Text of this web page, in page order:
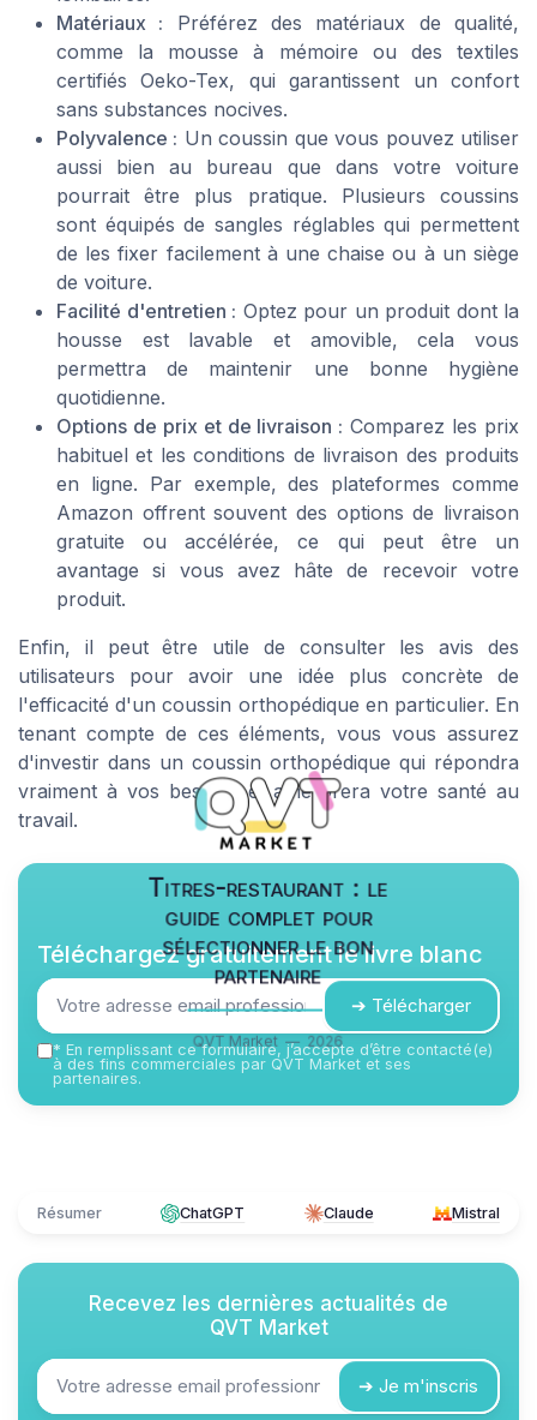
Matériaux : Préférez des matériaux de qualité,
comme la mousse à mémoire ou des textiles
certifiés Oeko-Tex, qui garantissent un confort
sans substances nocives.
Polyvalence : Un coussin que vous pouvez utiliser
aussi bien au bureau que dans votre voiture
pourrait être plus pratique. Plusieurs coussins
sont équipés de sangles réglables qui permettent
de les fixer facilement à une chaise ou à un siège
de voiture.
Facilité d'entretien : Optez pour un produit dont la
housse est lavable et amovible, cela vous
permettra de maintenir une bonne hygiène
quotidienne.
Options de prix et de livraison : Comparez les prix
habituel et les conditions de livraison des produits
en ligne. Par exemple, des plateformes comme
Amazon offrent souvent des options de livraison
gratuite ou accélérée, ce qui peut être un
avantage si vous avez hâte de recevoir votre
produit.
Enfin, il peut être utile de consulter les avis des
utilisateurs pour avoir une idée plus concrète de
l'efficacité d'un coussin orthopédique en particulier. En
tenant compte de ces éléments, vous vous assurez
d'investir dans un coussin orthopédique qui répondra
vraiment à vos besoins et améliorera votre santé au
travail.
Titres-restaurant : le
guide complet pour
sélectionner le bon
partenaire
QVT Market — 2026
Téléchargez gratuitement le livre blanc
➔ Télécharger
* En remplissant ce formulaire, j’accepte d’être contacté(e)
à des fins commerciales par QVT Market et ses
partenaires.
Résumer ChatGPT Claude Mistral
Recevez les dernières actualités de
QVT Market
➔ Je m'inscris